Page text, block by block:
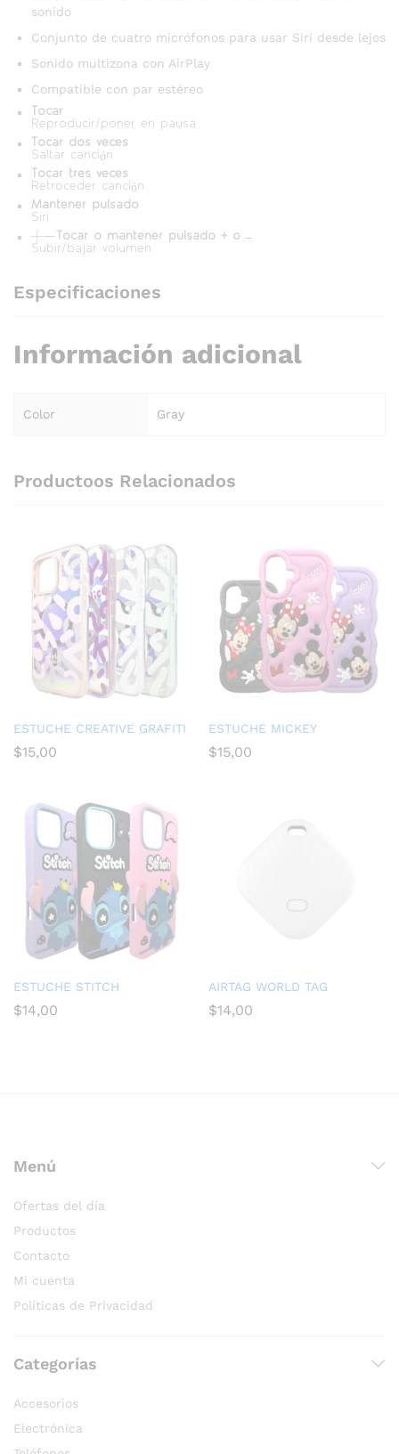
sonido
Conjunto de cuatro micrófonos para usar Siri desde lejos
Sonido multizona con AirPlay
Compatible con par estéreo
Tocar
Reproducir/poner en pausa
Tocar dos veces
Saltar canción
Tocar tres veces
Retroceder canción
Mantener pulsado
Siri
Tocar o mantener pulsado + o –
Subir/bajar volumen
Especificaciones
Información adicional
Color Gray
Productoos Relacionados
ESTUCHE CREATIVE GRAFITI
$15,00
ESTUCHE MICKEY
$15,00
ESTUCHE STITCH
$14,00
AIRTAG WORLD TAG
$14,00
Menú
Ofertas del día
Productos
Contacto
Mi cuenta
Políticas de Privacidad
Categorías
Accesorios
Electrónica